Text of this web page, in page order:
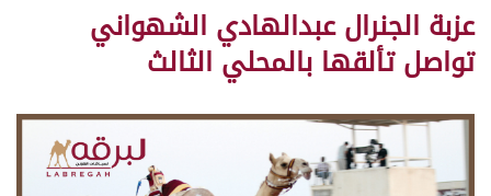
عزبة الجنرال عبدالهادي الشهواني
تواصل تألقها بالمحلي الثالث